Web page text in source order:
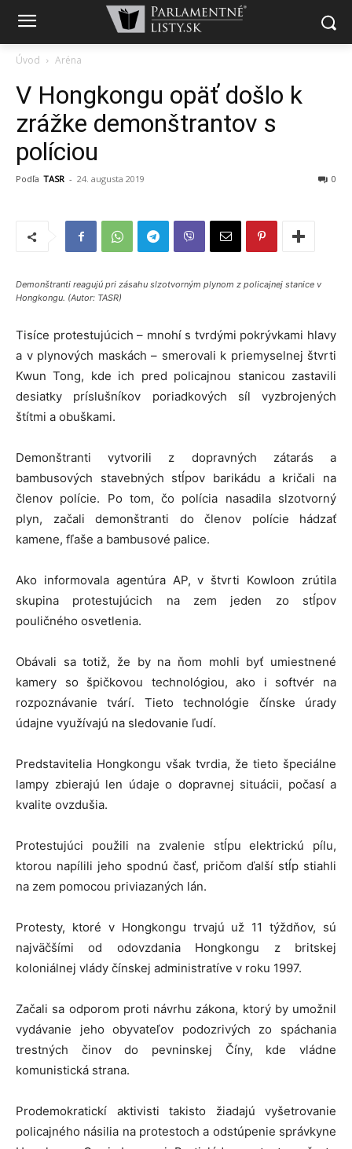
Úvod Aréna
V Hongkongu opäť došlo k
zrážke demonštrantov s
políciou
Podľa TASR - 24. augusta 2019 0
Demonštranti reagujú pri zásahu slzotvorným plynom z policajnej stanice v
Hongkongu. (Autor: TASR)
Tisíce protestujúcich – mnohí s tvrdými pokrývkami hlavy
a v plynových maskách – smerovali k priemyselnej štvrti
Kwun Tong, kde ich pred policajnou stanicou zastavili
desiatky príslušníkov poriadkových síl vyzbrojených
štítmi a obuškami.
Demonštranti vytvorili z dopravných zátarás a
bambusových stavebných stĺpov barikádu a kričali na
členov polície. Po tom, čo polícia nasadila slzotvorný
plyn, začali demonštranti do členov polície hádzať
kamene, fľaše a bambusové palice.
Ako informovala agentúra AP, v štvrti Kowloon zrútila
skupina protestujúcich na zem jeden zo stĺpov
pouličného osvetlenia.
Obávali sa totiž, že by na ňom mohli byť umiestnené
kamery so špičkovou technológiou, ako i softvér na
rozpoznávanie tvárí. Tieto technológie čínske úrady
údajne využívajú na sledovanie ľudí.
Predstavitelia Hongkongu však tvrdia, že tieto špeciálne
lampy zbierajú len údaje o dopravnej situácii, počasí a
kvalite ovzdušia.
Protestujúci použili na zvalenie stĺpu elektrickú pílu,
ktorou napílili jeho spodnú časť, pričom ďalší stĺp stiahli
na zem pomocou priviazaných lán.
Protesty, ktoré v Hongkongu trvajú už 11 týždňov, sú
najväčšími od odovzdania Hongkongu z britskej
koloniálnej vlády čínskej administratíve v roku 1997.
Začali sa odporom proti návrhu zákona, ktorý by umožnil
vydávanie jeho obyvateľov podozrivých zo spáchania
trestných činov do pevninskej Číny, kde vládne
komunistická strana.
Prodemokratickí aktivisti takisto žiadajú vyšetrovanie
policajného násilia na protestoch a odstúpenie správkyne